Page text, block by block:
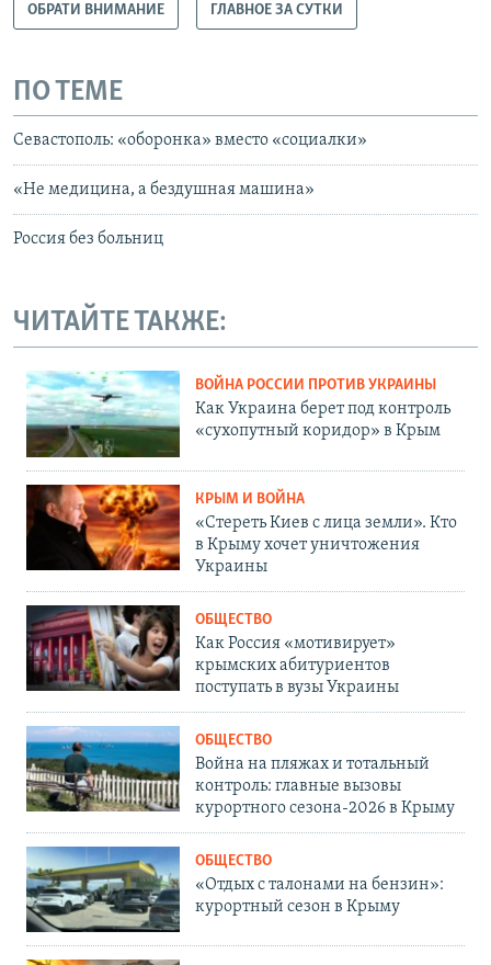
ОБРАТИ ВНИМАНИЕ ГЛАВНОЕ ЗА СУТКИ
ПО ТЕМЕ
Севастополь: «оборонка» вместо «социалки»
«Не медицина, а бездушная машина»
Россия без больниц
ЧИТАЙТЕ ТАКЖЕ:
ВОЙНА РОССИИ ПРОТИВ УКРАИНЫ
Как Украина берет под контроль
«сухопутный коридор» в Крым
КРЫМ И ВОЙНА
«Стереть Киев с лица земли». Кто
в Крыму хочет уничтожения
Украины
ОБЩЕСТВО
Как Россия «мотивирует»
крымских абитуриентов
поступать в вузы Украины
ОБЩЕСТВО
Война на пляжах и тотальный
контроль: главные вызовы
курортного сезона-2026 в Крыму
ОБЩЕСТВО
«Отдых с талонами на бензин»:
курортный сезон в Крыму